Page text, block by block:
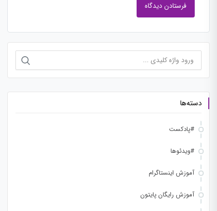
برای:
دسته‌ها
#پادکست
#ویدئوها
آموزش اینستاگرام
آموزش رایگان پایتون